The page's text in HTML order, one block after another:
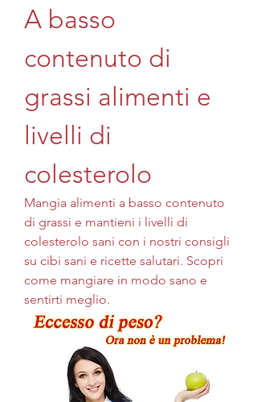
A basso
contenuto di
grassi alimenti e
livelli di
colesterolo
Mangia alimenti a basso contenuto
di grassi e mantieni i livelli di
colesterolo sani con i nostri consigli
su cibi sani e ricette salutari. Scopri
come mangiare in modo sano e
sentirti meglio.